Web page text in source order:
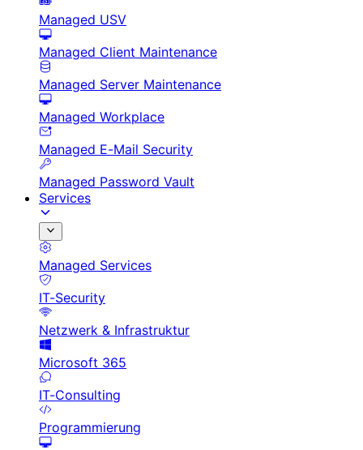
Managed USV
Managed Client Maintenance
Managed Server Maintenance
Managed Workplace
Managed E-Mail Security
Managed Password Vault
Services
Managed Services
IT-Security
Netzwerk & Infrastruktur
Microsoft 365
IT-Consulting
Programmierung